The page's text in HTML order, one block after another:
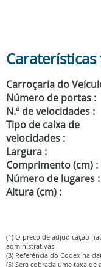
Caraterísticas
Carroçaria do
Número de portas :
N.º de velocidades :
Tipo de caixa de
velocidades :
Largura :
Comprimento (cm) :
Número de lugares :
Altura (cm) :
(1) O preço de adjudicação
administrativas
(3) Referência do Codex na
(5) Será cobrada uma taxa de